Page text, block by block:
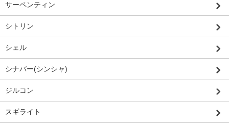
サーペンティン
シトリン
シェル
シナバー(シンシャ)
ジルコン
スギライト